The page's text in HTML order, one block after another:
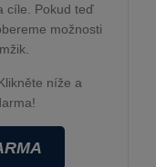
cíle. Pokud teď
možnosti
níže a